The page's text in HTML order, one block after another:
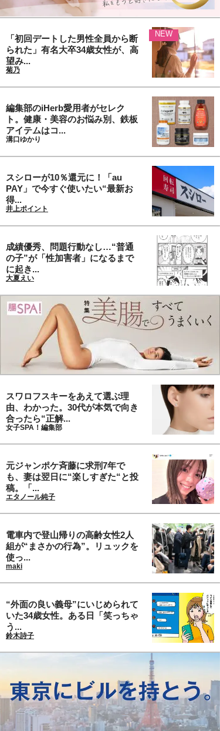
「初回デートした男性全員から断
られた」有名大卒34歳女性が、高
望み...
菊乃
NEW
編集部のiHerb愛用者がセレク
ト。健康・美容のお悩み別、鉄板
アイテムはコ...
溝口ゆかり
スシローが10％還元に！「au
PAY」で今すぐ使いたい“最新お
得...
井上ポイント
成績優秀、問題行動なし…“普通
の子”が「性加害者」になるまで
に起き...
大夏えい
スワロフスキーをあえて選ぶ理
由、わかった。30代が本気で向き
合ったら“正解...
女子SPA！編集部
元ジャンポケ斉藤に求刑7年で
も、妻は翌日に“楽しすぎた“と投
稿。「...
エタノール純子
電車内で登山帰りの高齢女性2人
組が“まさかの行為”。リュックを
使っ...
maki
“外面の良い義母”にいじめられて
いた34歳女性。ある日「笑っちゃ
う...
鈴木詩子